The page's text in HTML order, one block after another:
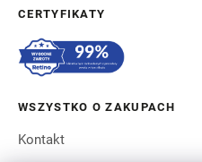
CERTYFIKATY
WSZYSTKO O ZAKUPACH
Kontakt